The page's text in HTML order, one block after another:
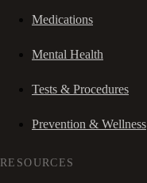
Medications
Mental Health
Tests & Procedures
Prevention & Wellness
RESOURCES